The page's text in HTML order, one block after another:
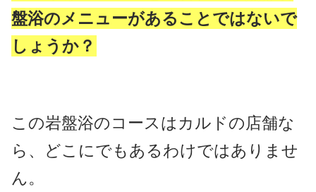
盤浴のメニューがあることではないで
しょうか？
この岩盤浴のコースはカルドの店舗な
ら、どこにでもあるわけではありませ
ん。